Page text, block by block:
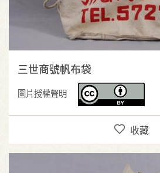
三世商號帆布袋
圖片授權聲明
收藏